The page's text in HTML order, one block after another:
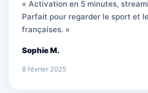
« Activation en 5 minutes,
Parfait pour regarder le sport et
françaises. »
Sophie M.
8 février 2025